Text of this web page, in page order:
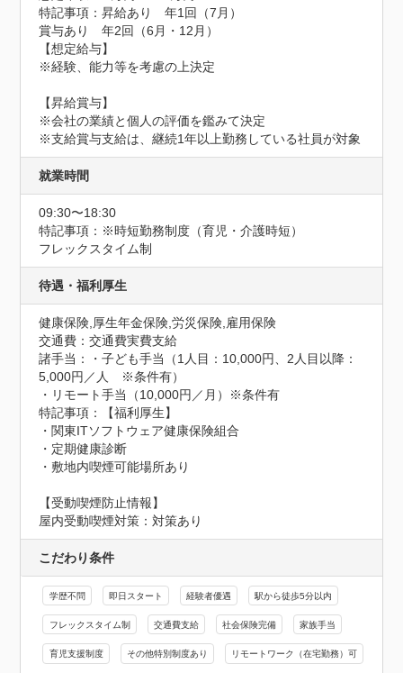
特記事項：昇給あり　年1回（7月）
賞与あり　年2回（6月・12月）
【想定給与】
※経験、能力等を考慮の上決定
【昇給賞与】
※会社の業績と個人の評価を鑑みて決定
※支給賞与支給は、継続1年以上勤務している社員が対象
就業時間
09:30〜18:30
特記事項：※時短勤務制度（育児・介護時短）
フレックスタイム制
待遇・福利厚生
健康保険,厚生年金保険,労災保険,雇用保険
交通費：交通費実費支給
諸手当：・子ども手当（1人目：10,000円、2人目以降：
5,000円／人　※条件有）
・リモート手当（10,000円／月）※条件有
特記事項：【福利厚生】
・関東ITソフトウェア健康保険組合
・定期健康診断
・敷地内喫煙可能場所あり
【受動喫煙防止情報】
屋内受動喫煙対策：対策あり
こだわり条件
学歴不問 即日スタート 経験者優遇 駅から徒歩5分以内
フレックスタイム制 交通費支給 社会保険完備 家族手当
育児支援制度 その他特別制度あり リモートワーク（在宅勤務）可